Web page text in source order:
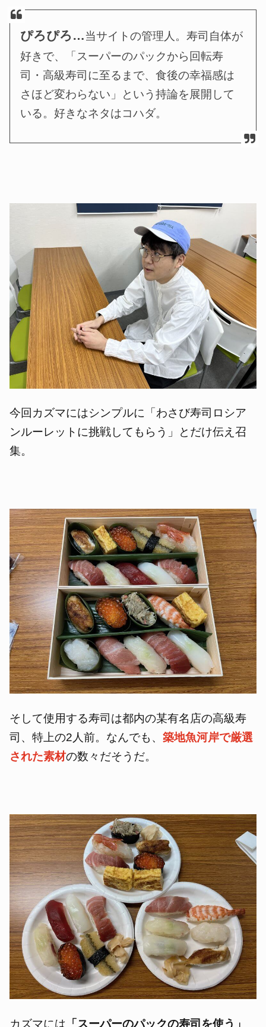
ぴろぴろ…当サイトの管理人。寿司自体が
好きで、「スーパーのパックから回転寿
司・高級寿司に至るまで、食後の幸福感は
さほど変わらない」という持論を展開して
いる。好きなネタはコハダ。
今回カズマにはシンプルに「わさび寿司ロシア
ンルーレットに挑戦してもらう」とだけ伝え召
集。
そして使用する寿司は都内の某有名店の高級寿
司、特上の2人前。なんでも、築地魚河岸で厳選
された素材の数々だそうだ。
カズマには 「スーパーのパックの寿司を使う」